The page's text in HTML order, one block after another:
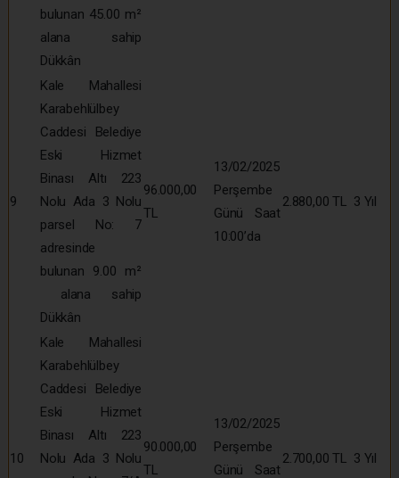
bulunan 45.00 m²
alana sahip
Dükkân
9
Kale Mahallesi
Karabehlülbey
Caddesi Belediye
Eski Hizmet
Binası Altı 223
Nolu Ada 3 Nolu
parsel No: 7
adresinde
bulunan 9.00 m²
alana sahip
Dükkân
96.000,00
TL
13/02/2025
Perşembe
Günü Saat
10:00’da
2.880,00 TL 3 Yıl
10
Kale Mahallesi
Karabehlülbey
Caddesi Belediye
Eski Hizmet
Binası Altı 223
Nolu Ada 3 Nolu
90.000,00
TL
13/02/2025
Perşembe
Günü Saat
2.700,00 TL 3 Yıl